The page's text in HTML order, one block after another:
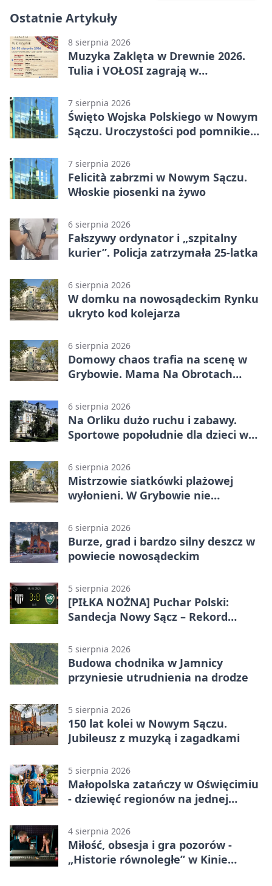
Ostatnie Artykuły
8 sierpnia 2026
Muzyka Zaklęta w Drewnie 2026.
Tulia i VOŁOSI zagrają w
7 sierpnia 2026
Święto Wojska Polskiego w Nowym
Sączu. Uroczystości pod pomnikiem
7 sierpnia 2026
Felicità zabrzmi w Nowym Sączu.
Włoskie piosenki na żywo
6 sierpnia 2026
Fałszywy ordynator i „szpitalny
kurier”. Policja zatrzymała 25-latka
6 sierpnia 2026
W domku na nowosądeckim Rynku
ukryto kod kolejarza
6 sierpnia 2026
Domowy chaos trafia na scenę w
Grybowie. Mama Na Obrotach
6 sierpnia 2026
Na Orliku dużo ruchu i zabawy.
Sportowe popołudnie dla dzieci w
6 sierpnia 2026
Mistrzowie siatkówki plażowej
wyłonieni. W Grybowie nie
6 sierpnia 2026
Burze, grad i bardzo silny deszcz w
powiecie nowosądeckim
5 sierpnia 2026
[PIŁKA NOŻNA] Puchar Polski:
Sandecja Nowy Sącz – Rekord
5 sierpnia 2026
Budowa chodnika w Jamnicy
przyniesie utrudnienia na drodze
5 sierpnia 2026
150 lat kolei w Nowym Sączu.
Jubileusz z muzyką i zagadkami
5 sierpnia 2026
Małopolska zatańczy w Oświęcimiu
- dziewięć regionów na jednej
4 sierpnia 2026
Miłość, obsesja i gra pozorów -
„Historie równoległe” w Kinie